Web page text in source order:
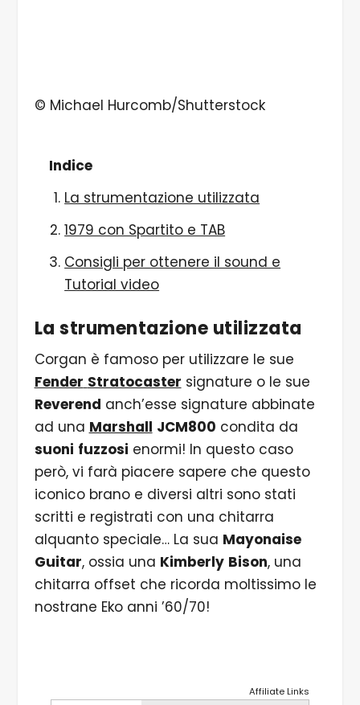
© ​​Michael Hurcomb/Shutterstock
Indice
La strumentazione utilizzata
1979 con Spartito e TAB
Consigli per ottenere il sound e
Tutorial video
La strumentazione utilizzata
Corgan è famoso per utilizzare le sue
Fender Stratocaster signature o le sue
Reverend anch’esse signature abbinate
ad una Marshall JCM800 condita da
suoni fuzzosi enormi! In questo caso
però, vi farà piacere sapere che questo
iconico brano e diversi altri sono stati
scritti e registrati con una chitarra
alquanto speciale… La sua Mayonaise
Guitar, ossia una Kimberly Bison, una
chitarra offset che ricorda moltissimo le
nostrane Eko anni ’60/70!
Affiliate Links